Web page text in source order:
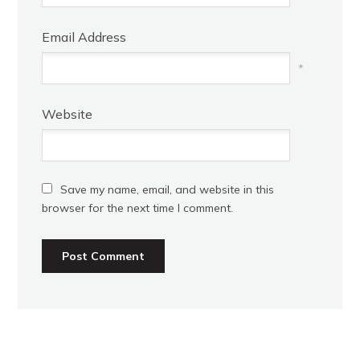
Email Address
*
Website
Save my name, email, and website in this
browser for the next time I comment.